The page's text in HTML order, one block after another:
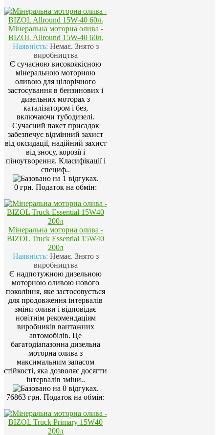
Мінеральна моторна олива -
BIZOL Allround 15W-40 60л.
Наявність: Немає. Знято з
виробництва
Є сучасною високоякісною
мінеральною моторною
оливою для цілорічного
застосування в бензинових і
дизельних моторах з
каталізатором і без,
включаючи тубодизелі.
Сучасний пакет присадок
забезпечує відмінний захист
від оксидації, надійний захист
від зносу, корозії і
піноутворення. Класифікації і
специф..
0 грн. Податок на обмін:
Мінеральна моторна олива -
BIZOL Truck Essential 15W40
200л
Наявність: Немає. Знято з
виробництва
Є надпотужною дизельною
моторною оливою нового
покоління, яке застосовується
для продовження інтервалів
зміни оливи і відповідає
новітнім рекомендаціям
виробників вантажних
автомобілів. Це
багатодіапазонна дизельна
моторна олива з
максимальним запасом
стійкості, яка дозволяє досягти
інтервалів зміни..
76863 грн. Податок на обмін: